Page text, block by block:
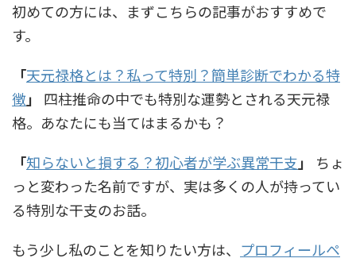
初めての方には、まずこちらの記事がおすすめで
す。
「天元禄格とは？私って特別？簡単診断でわかる特
徴」
四柱推命の中でも特別な運勢とされる天元禄
格。あなたにも当てはまるかも？
「知らないと損する？初心者が学ぶ異常干支」
ちょ
っと変わった名前ですが、実は多くの人が持ってい
る特別な干支のお話。
もう少し私のことを知りたい方は、 プロフィールペ